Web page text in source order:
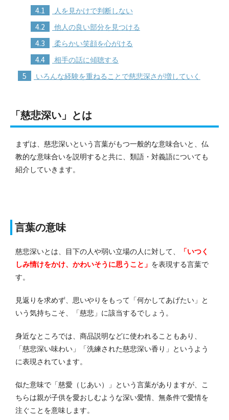
4.1 人を見かけで判断しない
4.2 他人の良い部分を見つける
4.3 柔らかい笑顔を心がける
4.4 相手の話に傾聴する
5 いろんな経験を重ねることで慈悲深さが増していく
「慈悲深い」とは
まずは、慈悲深いという言葉がもつ一般的な意味合いと、仏
教的な意味合いを説明すると共に、類語・対義語についても
紹介していきます。
言葉の意味
慈悲深いとは、目下の人や弱い立場の人に対して、
「いつく
しみ情けをかけ、かわいそうに思うこと」 を表現する言葉で
す。
見返りを求めず、思いやりをもって「何かしてあげたい」と
いう気持ちこそ、「慈悲」に該当するでしょう。
身近なところでは、商品説明などに使われることもあり、
「慈悲深い味わい」「洗練された慈悲深い香り」というよう
に表現されています。
似た意味で「慈愛（じあい）」という言葉がありますが、こ
ちらは親が子供を愛おしむような深い愛情、無条件で愛情を
注ぐことを意味します。